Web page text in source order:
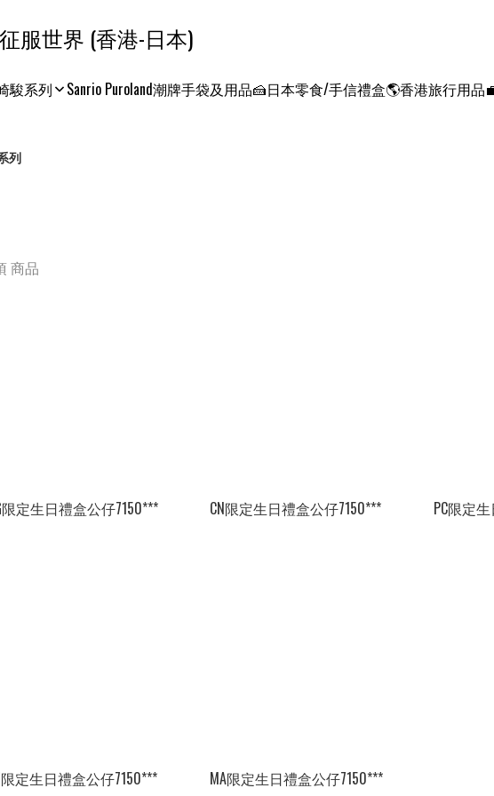
コンクエスト ワールド 征服世界 (香港-日本)
駿系列 Sanrio Puroland潮牌手袋及用品🍰日本零食/手信禮盒🌎香港旅行用品
列
商品
限定生日禮盒公仔7150*** CN限定生日禮盒公仔7150*** PC限定
限定生日禮盒公仔7150*** MA限定生日禮盒公仔7150***